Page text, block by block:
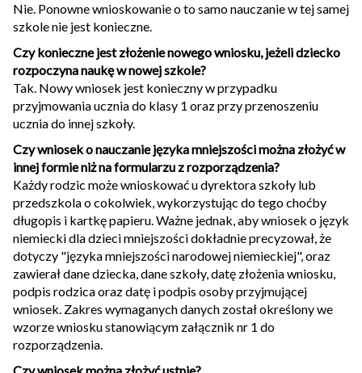
Nie. Ponowne wnioskowanie o to samo nauczanie w tej samej
szkole nie jest konieczne.
Czy konieczne jest złożenie nowego wniosku, jeżeli dziecko
rozpoczyna naukę w nowej szkole?
Tak. Nowy wniosek jest konieczny w przypadku
przyjmowania ucznia do klasy 1 oraz przy przenoszeniu
ucznia do innej szkoły.
Czy wniosek o nauczanie języka mniejszości można złożyć w
innej formie niż na formularzu z rozporządzenia?
Każdy rodzic może wnioskować u dyrektora szkoły lub
przedszkola o cokolwiek, wykorzystując do tego choćby
długopis i kartkę papieru. Ważne jednak, aby wniosek o język
niemiecki dla dzieci mniejszości dokładnie precyzował, że
dotyczy "języka mniejszości narodowej niemieckiej", oraz
zawierał dane dziecka, dane szkoły, datę złożenia wniosku,
podpis rodzica oraz datę i podpis osoby przyjmującej
wniosek. Zakres wymaganych danych został określony we
wzorze wniosku stanowiącym załącznik nr 1 do
rozporządzenia.